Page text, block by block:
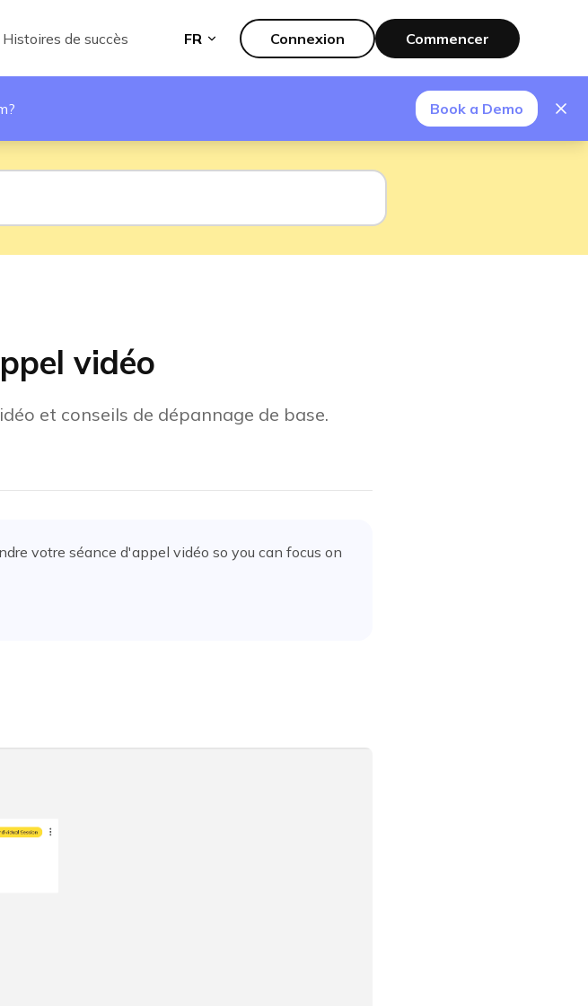
Histoires de succès FR Connexion Commencer
Book a Demo
vidéo
et conseils de dépannage de base.
votre séance d'appel vidéo so you can focus on